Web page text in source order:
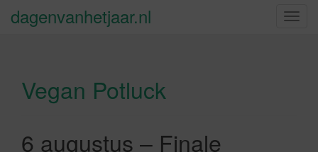
S
dagenvanhetjaar.nl
Vegan Potluck
6 augustus – Finale